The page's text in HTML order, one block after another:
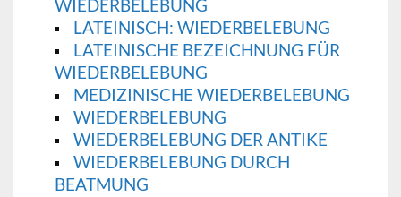
WIEDERBELEBUNG
LATEINISCH: WIEDERBELEBUNG
LATEINISCHE BEZEICHNUNG FÜR
WIEDERBELEBUNG
MEDIZINISCHE WIEDERBELEBUNG
WIEDERBELEBUNG
WIEDERBELEBUNG DER ANTIKE
WIEDERBELEBUNG DURCH
BEATMUNG